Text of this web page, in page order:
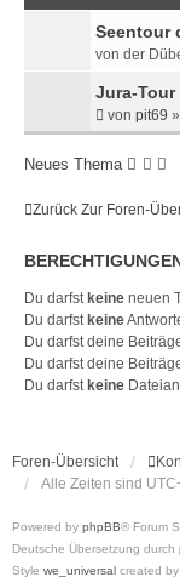
H
E
Seentour
von der
Jura-Tour
von pit69 »
Neues Thema
Zurück Zur Foren-
Du darfst keine neuen
Du darfst keine
Du darfst deine
Du darfst deine
Du darfst keine
Foren-Übersicht
Alle Zeiten sind
Powered by phpBB® Forum
Deutsche Übersetzung durch
Style we_universal created